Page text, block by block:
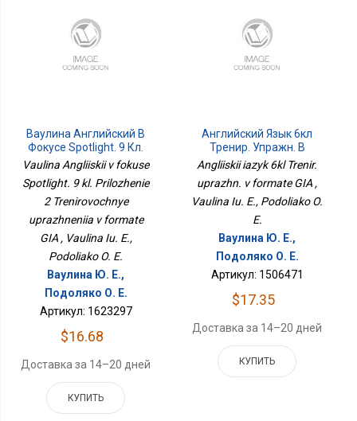
Ваулина Английский В
Фокусе Spotlight. 9 Кл.
Приложение 2
Тренировочные
Упражнения В Формате
ГИА
Vaulina Angliiskii v fokuse
Spotlight. 9 kl. Prilozhenie
2 Trenirovochnye
uprazhneniia v formate
GIA , Vaulina Iu. E.,
Podoliako O. E.
Ваулина Ю. Е.,
Подоляко О. Е.
Артикул: 1623297
$16.68
Доставка за 14–20 дней
КУПИТЬ
Английский Язык 6кл
Тренир. Упражн. В
Формате ГИА
Angliiskii iazyk 6kl Trenir.
uprazhn. v formate GIA ,
Vaulina Iu. E., Podoliako O.
E.
Ваулина Ю. Е.,
Подоляко О. Е.
Артикул: 1506471
$17.35
Доставка за 14–20 дней
КУПИТЬ